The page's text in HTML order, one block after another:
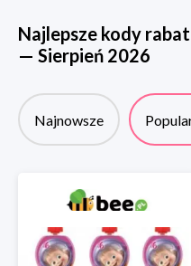
Najlepsze kody
— Sierpień 2026
Najnowsze